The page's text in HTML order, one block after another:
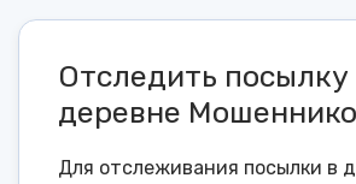
Отследить посылку
деревне
Для отслеживания посылки в